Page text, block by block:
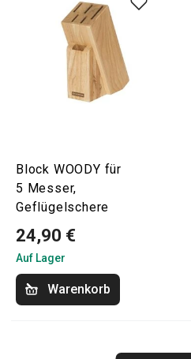
Block WOODY für
5 Messer,
Geflügelschere
24,90 €
Auf Lager
Warenkorb